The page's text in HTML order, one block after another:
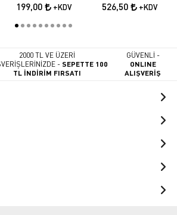
199,00 +KDV 526,50 +KDV
2000 TL VE ÜZERİ
-SEPETTE 100
TL İNDİRİM FIRSATI
GÜVENLİ -
ONLINE
ALIŞVERİŞ